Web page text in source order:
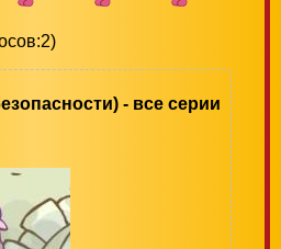
- все серии